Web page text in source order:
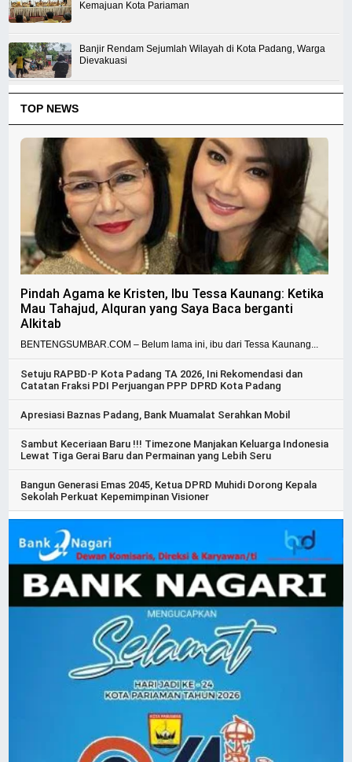
Kemajuan Kota Pariaman
Banjir Rendam Sejumlah Wilayah di Kota Padang, Warga
Dievakuasi
TOP NEWS
Pindah Agama ke Kristen, Ibu Tessa Kaunang: Ketika
Mau Tahajud, Alquran yang Saya Baca berganti
Alkitab
BENTENGSUMBAR.COM – Belum lama ini, ibu dari Tessa Kaunang...
Setuju RAPBD-P Kota Padang TA 2026, Ini Rekomendasi dan
Catatan Fraksi PDI Perjuangan PPP DPRD Kota Padang
Apresiasi Baznas Padang, Bank Muamalat Serahkan Mobil
Sambut Keceriaan Baru !!! Timezone Manjakan Keluarga Indonesia
Lewat Tiga Gerai Baru dan Permainan yang Lebih Seru
Bangun Generasi Emas 2045, Ketua DPRD Muhidi Dorong Kepala
Sekolah Perkuat Kepemimpinan Visioner